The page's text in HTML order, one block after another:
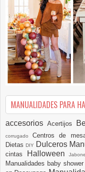
MANUALIDADES PARA
accesoriosAcertijos
corrugadoCentros de
DietasDIY Dulceros
cintas
Halloween
Manualidades baby shower